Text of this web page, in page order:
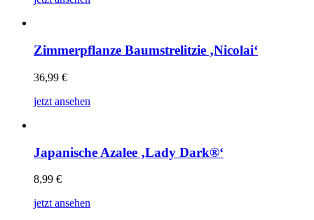
Zimmerpflanze Baumstrelitzie ‚Nicolai‘
36,99 €
jetzt ansehen
Japanische Azalee ‚Lady Dark®‘
8,99 €
jetzt ansehen